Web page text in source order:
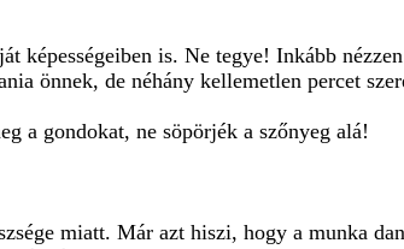
képességeiben is. Ne tegye! Inkább
önnek, de néhány kellemetlen percet
a gondokat, ne söpörjék a szőnyeg alá!
miatt. Már azt hiszi, hogy a munka